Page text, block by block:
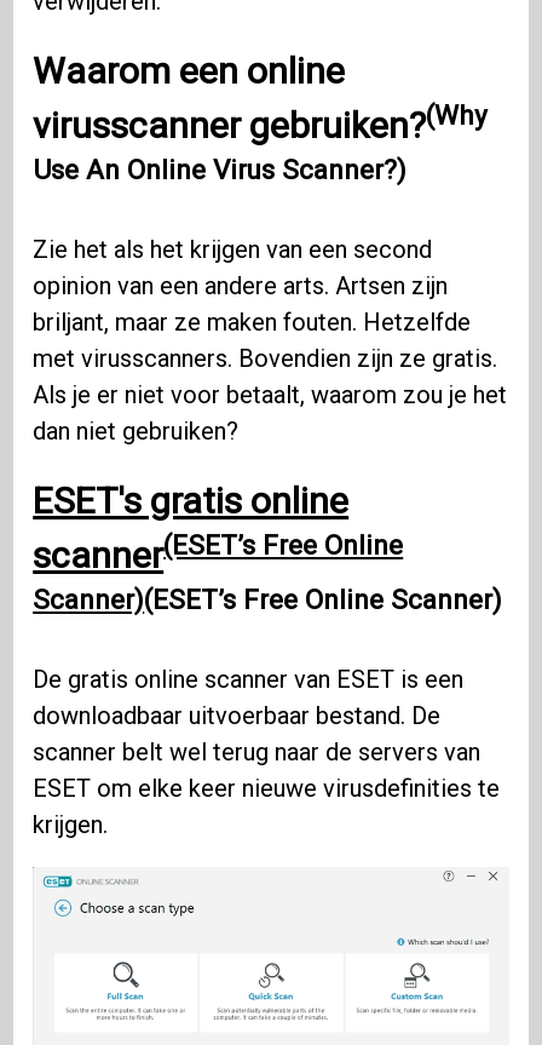
Waarom een ​​online
virusscanner gebruiken?(Why
Use An Online Virus Scanner?)
Zie het als het krijgen van een second
opinion van een andere arts. Artsen zijn
briljant, maar ze maken fouten. Hetzelfde
met virusscanners. Bovendien zijn ze gratis.
Als je er niet voor betaalt, waarom zou je het
dan niet gebruiken?
ESET's gratis online
scanner(ESET’s Free Online
Scanner)(ESET’s Free Online Scanner)
De gratis online scanner van ESET is een
downloadbaar uitvoerbaar bestand. De
scanner belt wel terug naar de servers van
ESET om elke keer nieuwe virusdefinities te
krijgen.